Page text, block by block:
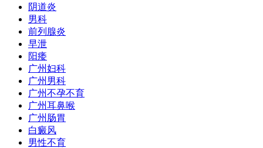
阴道炎
男科
前列腺炎
早泄
阳痿
广州妇科
广州男科
广州不孕不育
广州耳鼻喉
广州肠胃
白癜风
男性不育